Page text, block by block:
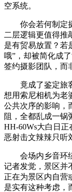
空系统。
你会若何制定摄
二层逻辑更值得推
是有贸易放置？若
哦”，却被简化成
签约摄影团队，而
竟成了鉴定旅客
想用索尼相机为老
公共次序的影响，
阻，全都乱成一锅
HH-60Ws大白日
恶射击文辣辣只听
会场内乡音环绕
记者发觉，景区并
正在为景区内自营
是实有这种考虑，